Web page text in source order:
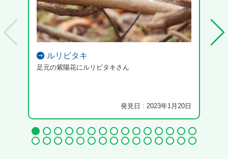
ルリビタキ
足元の紫陽花にルリビタキさん
発見日 : 2023年1月20日